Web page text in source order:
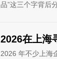
品”这三个字背后
2026在上海
2026 年不少上海